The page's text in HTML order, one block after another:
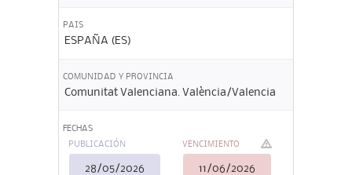
PAIS
ESPAÑA (ES)
COMUNIDAD Y PROVINCIA
Comunitat Valenciana. València/Valencia
FECHAS
PUBLICACIÓN
28/05/2026
VENCIMIENTO
11/06/2026